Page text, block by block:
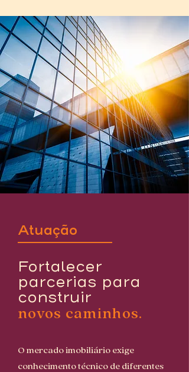
Atuação
Fortalecer
parcerias para
construir
novos caminhos.
O mercado imobiliário exige
conhecimento técnico de diferentes